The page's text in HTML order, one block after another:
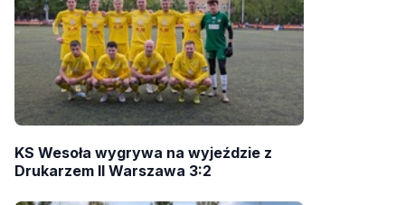
KS Wesoła wygrywa na wyjeździe z
Drukarzem II Warszawa 3:2